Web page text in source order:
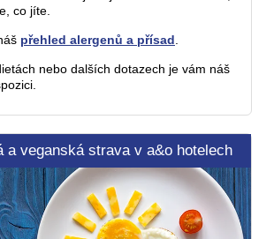
co jíte.
přehled alergenů a přísad.
nebo dalších dotazech je vám náš
a veganská strava v a&o hotelech